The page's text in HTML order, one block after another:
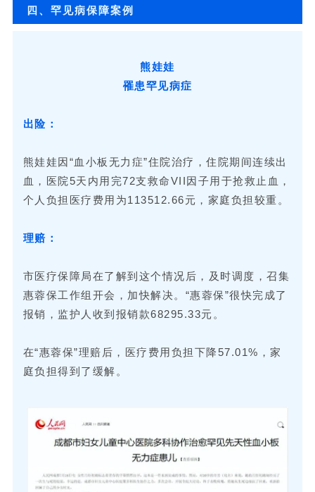
四、罕见病保障案例
熊娃娃
罹患罕见病症
出险：
熊娃娃因“血小板无力症”住院治疗，住院期间连续出
血，医院5天内用完72支救命VII因子用于抢救止血，
个人负担医疗费用为113512.66元，家庭负担较重。
理赔：
市医疗保障局在了解到这个情况后，及时调度，召集
惠蓉保工作组开会，加快解决。“惠蓉保”很快完成了
报销，监护人收到报销款68295.33元。
在“惠蓉保”理赔后，医疗费用负担下降57.01%，家
庭负担得到了缓解。